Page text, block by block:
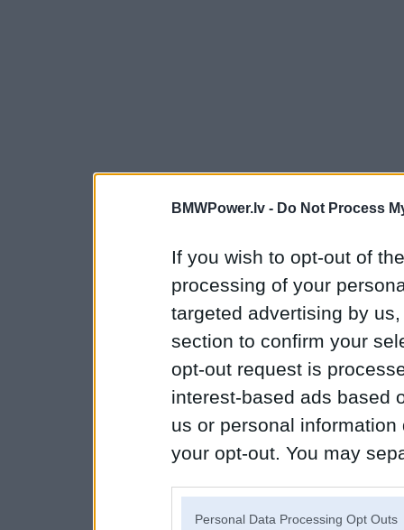
BMWPower.lv - Do Not Process
If you wish to opt-out of
processing of your
targeted advertising by
section to confirm your
opt-out request is
interest-based ads based
us or personal
your opt-out. You may
Personal Data Processing Opt Outs